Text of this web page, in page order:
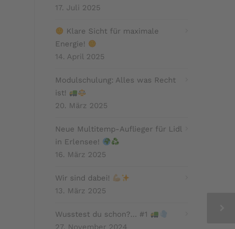
17. Juli 2025
Klare Sicht für maximale
Energie!
14. April 2025
Modulschulung: Alles was Recht
ist!
20. März 2025
Neue Multitemp-Auflieger für Lidl
in Erlensee!
16. März 2025
Wir sind dabei!
13. März 2025
Wusstest du schon?… #1
27. November 2024